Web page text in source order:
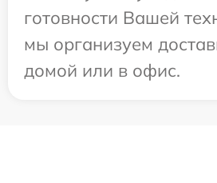
готовности Вашей
мы организуем
домой или в офис.